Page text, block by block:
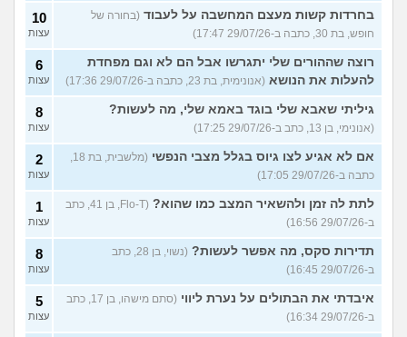
בחרדות קשות מעצם המחשבה על לעבוד (בחורה של
חופש, בת 30, כתבה ב-29/07/26 17:47)
10
עצות
רוצה שההורים שלי יתגרשו אבל הם לא וגם מפחדת
להעלות את הנושא (אנונימית, בת 23, כתבה ב-29/07/26 17:36)
6
עצות
גיליתי שאבא שלי בוגד באמא שלי, מה לעשות?
(אנונימי, בן 13, כתב ב-29/07/26 17:25)
8
עצות
אם לא אגיע לצו גיוס בגלל מצבי הנפשי
(מלשבית, בת 18,
כתבה ב-29/07/26 17:05)
2
עצות
לתת לה זמן ולהשאיר המצב כמו שהוא?
(Flo-T, בן 41, כתב
ב-29/07/26 16:56)
1
עצות
תדירות סקס, מה אפשר לעשות?
(נשוי, בן 28, כתב
ב-29/07/26 16:45)
8
עצות
איבדתי את הבתולים על נערת ליווי
(סתם מישהו, בן 17, כתב
ב-29/07/26 16:34)
5
עצות